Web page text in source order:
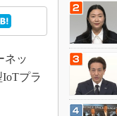
ネッ
プラ